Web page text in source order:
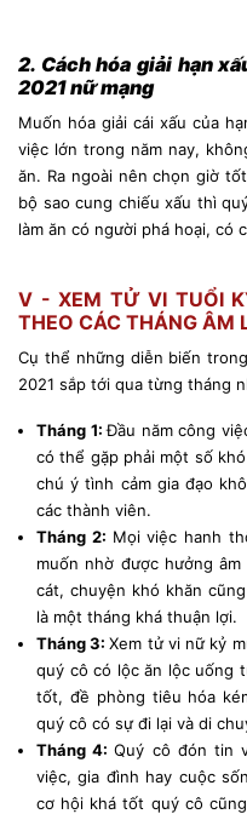
2. Cách hóa giải hạn
2021 nữ mạng
Muốn hóa giải cái xấu của
việc lớn trong năm nay,
ăn. Ra ngoài nên chọn giờ
bộ sao cung chiếu xấu thì
làm ăn có người phá hoại, có
V - XEM TỬ VI TUỔI
THEO CÁC THÁNG ÂM
Cụ thể những diễn biến
2021 sắp tới qua từng tháng
Tháng 1:Đầu năm công
có thể gặp phải một số
chú ý tình cảm gia đạo
các thành viên.
Tháng 2: Mọi việc hanh
muốn nhờ được hưởng
cát, chuyện khó khăn
là một tháng khá thuận lợi.
Tháng 3:Xem tử vi nữ kỷ
quý cô có lộc ăn lộc uống
tốt, đề phòng tiêu hóa
quý cô có sự đi lại và di
Tháng 4:Quý cô đón tin
việc, gia đình hay cuộc
cơ hội khá tốt quý cô